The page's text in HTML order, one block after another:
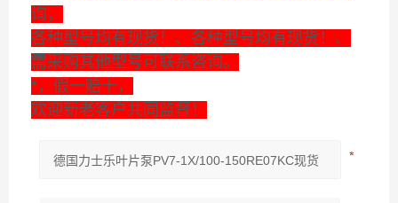
询，
各种型号均有现货！、各种型号均有现货！、
需采购其他型号可联系咨询。
*，假一赔十，
欢迎新老客户共同监督！